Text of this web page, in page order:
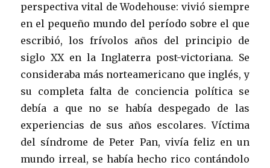
perspectiva vital de Wodehouse: vivió siempre
en el pequeño mundo del período sobre el que
escribió, los frívolos años del principio de
siglo XX en la Inglaterra post-victoriana. Se
consideraba más norteamericano que inglés, y
su completa falta de conciencia política se
debía a que no se había despegado de las
experiencias de sus años escolares. Víctima
del síndrome de Peter Pan, vivía feliz en un
mundo irreal, se había hecho rico contándolo